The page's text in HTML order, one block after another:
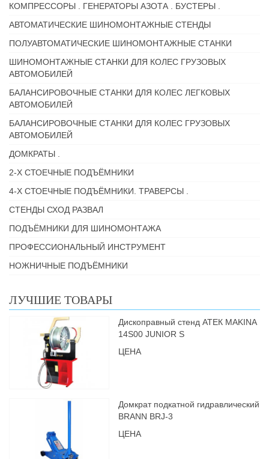
КОМПРЕССОРЫ . ГЕНЕРАТОРЫ АЗОТА . БУСТЕРЫ .
АВТОМАТИЧЕСКИЕ ШИНОМОНТАЖНЫЕ СТЕНДЫ
ПОЛУАВТОМАТИЧЕСКИЕ ШИНОМОНТАЖНЫЕ СТАНКИ
ШИНОМОНТАЖНЫЕ СТАНКИ ДЛЯ КОЛЕС ГРУЗОВЫХ
АВТОМОБИЛЕЙ
БАЛАНСИРОВОЧНЫЕ СТАНКИ ДЛЯ КОЛЕС ЛЕГКОВЫХ
АВТОМОБИЛЕЙ
БАЛАНСИРОВОЧНЫЕ СТАНКИ ДЛЯ КОЛЕС ГРУЗОВЫХ
АВТОМОБИЛЕЙ
ДОМКРАТЫ .
2-Х СТОЕЧНЫЕ ПОДЪЁМНИКИ
4-Х СТОЕЧНЫЕ ПОДЪЁМНИКИ. ТРАВЕРСЫ .
СТЕНДЫ СХОД РАЗВАЛ
ПОДЪЁМНИКИ ДЛЯ ШИНОМОНТАЖА
ПРОФЕССИОНАЛЬНЫЙ ИНСТРУМЕНТ
НОЖНИЧНЫЕ ПОДЪЁМНИКИ
ЛУЧШИЕ ТОВАРЫ
Дископравный стенд АТЕК MAKINA
14S00 JUNIOR S
ЦЕНА
Домкрат подкатной гидравлический
BRANN BRJ-3
ЦЕНА